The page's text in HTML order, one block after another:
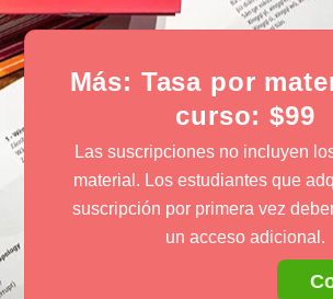
Más: Tasa por
curso: $99
Las suscripciones no incluyen
material. Los estudiantes que
suscripción por primera vez
un acceso adicional.